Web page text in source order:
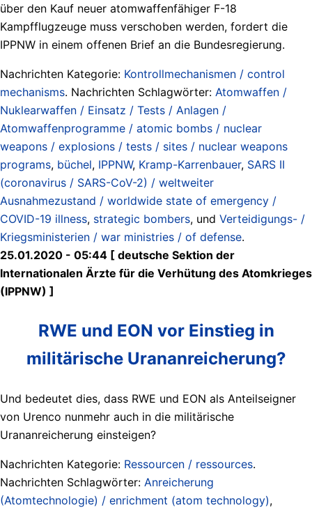
über den Kauf neuer atomwaffenfähiger F-18
Kampfflugzeuge muss verschoben werden, fordert die
IPPNW in einem offenen Brief an die Bundesregierung.
Nachrichten Kategorie: Kontrollmechanismen / control
mechanisms. Nachrichten Schlagwörter: Atomwaffen /
Nuklearwaffen / Einsatz / Tests / Anlagen /
Atomwaffenprogramme / atomic bombs / nuclear
weapons / explosions / tests / sites / nuclear weapons
programs, büchel, IPPNW, Kramp-Karrenbauer, SARS II
(coronavirus / SARS-CoV-2) / weltweiter
Ausnahmezustand / worldwide state of emergency /
COVID-19 illness, strategic bombers, und Verteidigungs- /
Kriegsministerien / war ministries / of defense.
25.01.2020 - 05:44 [ deutsche Sektion der
Internationalen Ärzte für die Verhütung des Atomkrieges
(IPPNW) ]
RWE und EON vor Einstieg in
militärische Urananreicherung?
Und bedeutet dies, dass RWE und EON als Anteilseigner
von Urenco nunmehr auch in die militärische
Urananreicherung einsteigen?
Nachrichten Kategorie: Ressourcen / ressources.
Nachrichten Schlagwörter: Anreicherung
(Atomtechnologie) / enrichment (atom technology),